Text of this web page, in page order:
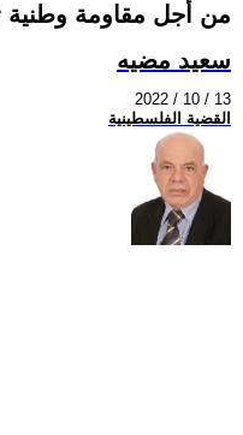
من أجل مقاومة
سعيد مضيه
2022 / 10 / 13
القضية الفلسطينية